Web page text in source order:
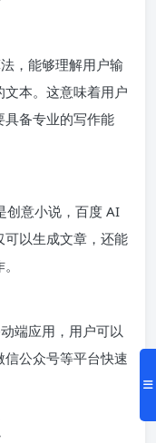
，能够理解用户输
文本。这意味着用户
具备专业的写作能
创意小说，百度 AI
以生成文章，还能
端应用，用户可以
公众号等平台快速